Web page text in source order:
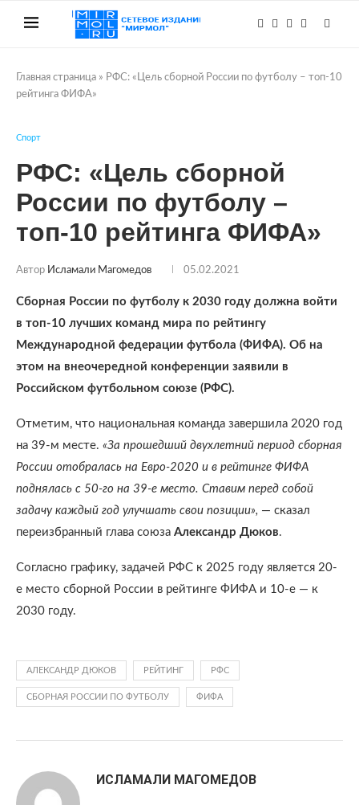
Главная страница » РФС: «Цель сборной России по футболу – топ-10
рейтинга ФИФА»
Спорт
РФС: «Цель сборной
России по футболу –
топ-10 рейтинга ФИФА»
Автор Исламали Магомедов 05.02.2021
Сборная России по футболу к 2030 году должна войти
в топ-10 лучших команд мира по рейтингу
Международной федерации футбола (ФИФА). Об на
этом на внеочередной конференции заявили в
Российском футбольном союзе (РФС).
Отметим, что национальная команда завершила 2020 год
на 39-м месте. «За прошедший двухлетний период сборная
России отобралась на Евро-2020 и в рейтинге ФИФА
поднялась с 50-го на 39-е место. Ставим перед собой
задачу каждый год улучшать свои позиции», — сказал
переизбранный глава союза Александр Дюков.
Согласно графику, задачей РФС к 2025 году является 20-
е место сборной России в рейтинге ФИФА и 10-е — к
2030 году.
АЛЕКСАНДР ДЮКОВ РЕЙТИНГ РФС
СБОРНАЯ РОССИИ ПО ФУТБОЛУ ФИФА
ИСЛАМАЛИ МАГОМЕДОВ